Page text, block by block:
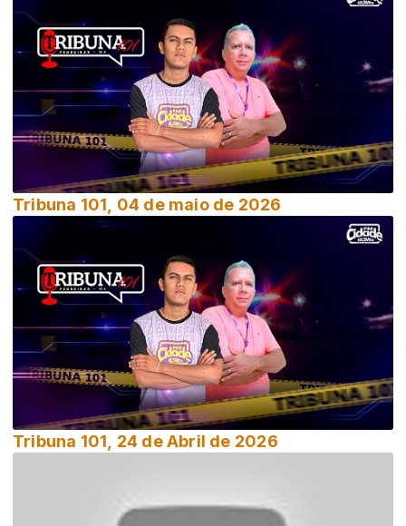
Tribuna 101, 04 de maio de 2026
Tribuna 101, 24 de Abril de 2026